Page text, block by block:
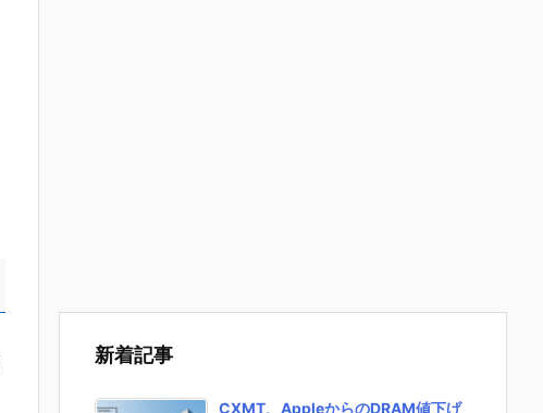
新着記事
CXMT、AppleからのDRAM値下げ